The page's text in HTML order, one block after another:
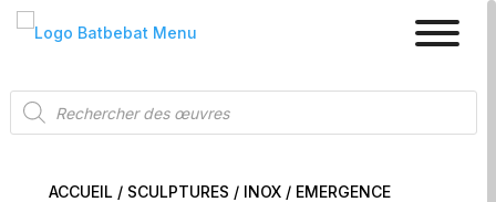
Recherche
de
produits
ACCUEIL / SCULPTURES / INOX / EMERGENCE